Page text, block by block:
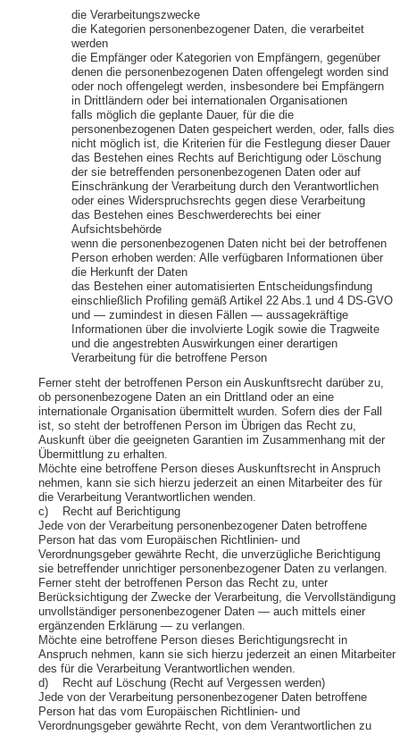
die Verarbeitungszwecke
die Kategorien personenbezogener Daten, die verarbeitet
werden
die Empfänger oder Kategorien von Empfängern, gegenüber
denen die personenbezogenen Daten offengelegt worden sind
oder noch offengelegt werden, insbesondere bei Empfängern
in Drittländern oder bei internationalen Organisationen
falls möglich die geplante Dauer, für die die
personenbezogenen Daten gespeichert werden, oder, falls dies
nicht möglich ist, die Kriterien für die Festlegung dieser Dauer
das Bestehen eines Rechts auf Berichtigung oder Löschung
der sie betreffenden personenbezogenen Daten oder auf
Einschränkung der Verarbeitung durch den Verantwortlichen
oder eines Widerspruchsrechts gegen diese Verarbeitung
das Bestehen eines Beschwerderechts bei einer
Aufsichtsbehörde
wenn die personenbezogenen Daten nicht bei der betroffenen
Person erhoben werden: Alle verfügbaren Informationen über
die Herkunft der Daten
das Bestehen einer automatisierten Entscheidungsfindung
einschließlich Profiling gemäß Artikel 22 Abs.1 und 4 DS-GVO
und — zumindest in diesen Fällen — aussagekräftige
Informationen über die involvierte Logik sowie die Tragweite
und die angestrebten Auswirkungen einer derartigen
Verarbeitung für die betroffene Person
Ferner steht der betroffenen Person ein Auskunftsrecht darüber zu,
ob personenbezogene Daten an ein Drittland oder an eine
internationale Organisation übermittelt wurden. Sofern dies der Fall
ist, so steht der betroffenen Person im Übrigen das Recht zu,
Auskunft über die geeigneten Garantien im Zusammenhang mit der
Übermittlung zu erhalten.
Möchte eine betroffene Person dieses Auskunftsrecht in Anspruch
nehmen, kann sie sich hierzu jederzeit an einen Mitarbeiter des für
die Verarbeitung Verantwortlichen wenden.
c) Recht auf Berichtigung
Jede von der Verarbeitung personenbezogener Daten betroffene
Person hat das vom Europäischen Richtlinien- und
Verordnungsgeber gewährte Recht, die unverzügliche Berichtigung
sie betreffender unrichtiger personenbezogener Daten zu verlangen.
Ferner steht der betroffenen Person das Recht zu, unter
Berücksichtigung der Zwecke der Verarbeitung, die Vervollständigung
unvollständiger personenbezogener Daten — auch mittels einer
ergänzenden Erklärung — zu verlangen.
Möchte eine betroffene Person dieses Berichtigungsrecht in
Anspruch nehmen, kann sie sich hierzu jederzeit an einen Mitarbeiter
des für die Verarbeitung Verantwortlichen wenden.
d) Recht auf Löschung (Recht auf Vergessen werden)
Jede von der Verarbeitung personenbezogener Daten betroffene
Person hat das vom Europäischen Richtlinien- und
Verordnungsgeber gewährte Recht, von dem Verantwortlichen zu